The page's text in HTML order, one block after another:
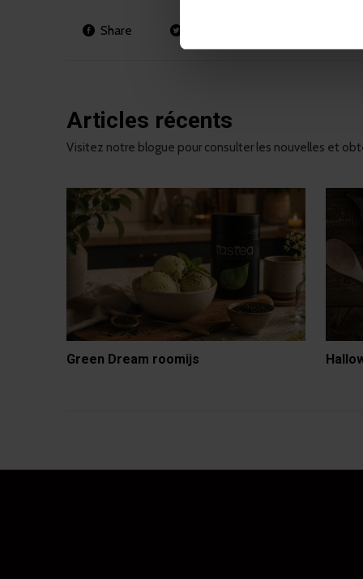
Share
Articles récents
Visitez notre blogue pour consulter les nouvelles et
Green Dream roomijs